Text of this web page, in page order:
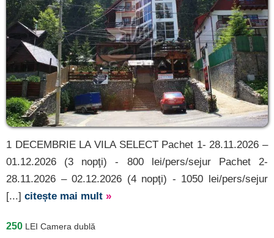
1 DECEMBRIE LA VILA SELECT Pachet 1- 28.11.2026 –
01.12.2026 (3 nopţi) - 800 lei/pers/sejur Pachet 2-
28.11.2026 – 02.12.2026 (4 nopţi) - 1050 lei/pers/sejur
[...] citește mai mult »
250 LEI Camera dublă